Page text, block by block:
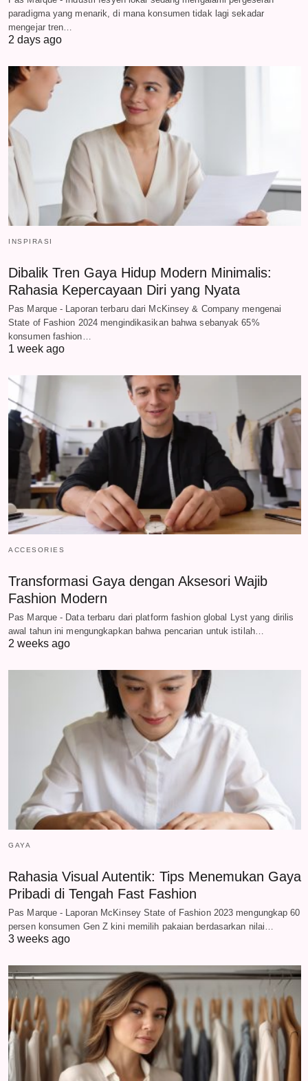
paradigma yang menarik, di mana konsumen tidak lagi sekadar
mengejar tren…
2 days ago
INSPIRASI
Dibalik Tren Gaya Hidup Modern Minimalis:
Rahasia Kepercayaan Diri yang Nyata
Pas Marque - Laporan terbaru dari McKinsey & Company mengenai
State of Fashion 2024 mengindikasikan bahwa sebanyak 65%
konsumen fashion…
1 week ago
ACCESORIES
Transformasi Gaya dengan Aksesori Wajib
Fashion Modern
Pas Marque - Data terbaru dari platform fashion global Lyst yang dirilis
awal tahun ini mengungkapkan bahwa pencarian untuk istilah…
2 weeks ago
GAYA
Rahasia Visual Autentik: Tips Menemukan Gaya
Pribadi di Tengah Fast Fashion
Pas Marque - Laporan McKinsey State of Fashion 2023 mengungkap 60
persen konsumen Gen Z kini memilih pakaian berdasarkan nilai…
3 weeks ago